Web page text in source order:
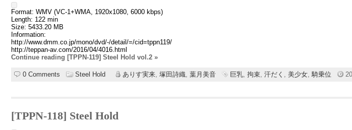
Format: WMV (VC-1+WMA, 1920x1080, 6000 kbps)
Length: 122 min
Size: 5433.20 MB
Information:
http://www.dmm.co.jp/mono/dvd/-/detail/=/cid=tppn119/
http://teppan-av.com/2016/04/4016.html
Continue reading [TPPN-119] Steel Hold vol.2 »
0 Comments Steel Hold ありす実来, 塚田詩織 葉月美音 巨乳, 拘束, 汗だく 美少女, 騎乗位
[TPPN-118] Steel Hold